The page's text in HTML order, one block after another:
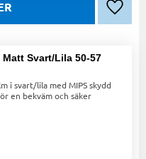
Lägg
Svart/Lila 50-57
i svart/lila med MIPS skydd
en bekväm och säker